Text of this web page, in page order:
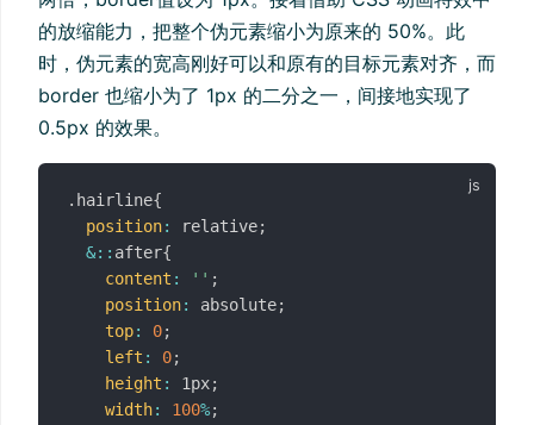
的放缩能力，把整个伪元素缩小为原来的 50%。此
时，伪元素的宽高刚好可以和原有的目标元素对齐，而
border 也缩小为了 1px 的二分之一，间接地实现了
0.5px 的效果。
. hairline{
position: relative;
&: : after{
content : '' ;
position: absolute;
top: 0;
left : 0;
height : 1px;
width: 100%;